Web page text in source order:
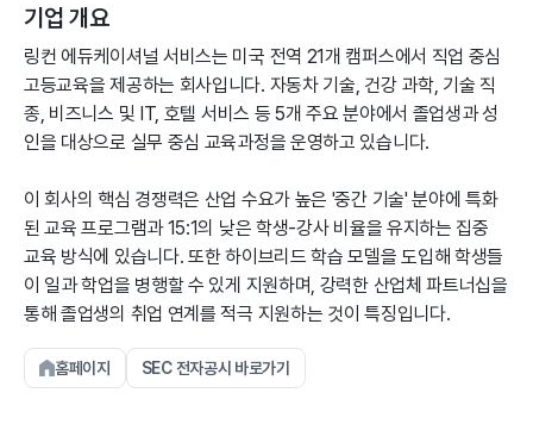
기업 개요
링컨 에듀케이셔널 서비스는 미국 전역 21개 캠퍼스에서 직업 중심
고등교육을 제공하는 회사입니다. 자동차 기술, 건강 과학, 기술 직
종, 비즈니스 및 IT, 호텔 서비스 등 5개 주요 분야에서 졸업생과 성
인을 대상으로 실무 중심 교육과정을 운영하고 있습니다.
이 회사의 핵심 경쟁력은 산업 수요가 높은 '중간 기술' 분야에 특화
된 교육 프로그램과 15:1의 낮은 학생-강사 비율을 유지하는 집중
교육 방식에 있습니다. 또한 하이브리드 학습 모델을 도입해 학생들
이 일과 학업을 병행할 수 있게 지원하며, 강력한 산업체 파트너십을
통해 졸업생의 취업 연계를 적극 지원하는 것이 특징입니다.
홈페이지 SEC 전자공시 바로가기